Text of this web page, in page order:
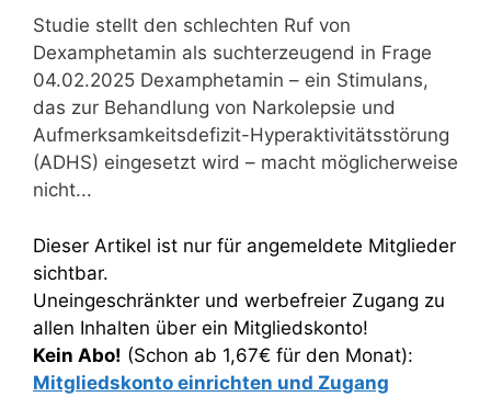
Studie stellt den schlechten Ruf von
Dexamphetamin als suchterzeugend in Frage
04.02.2025 Dexamphetamin – ein Stimulans,
das zur Behandlung von Narkolepsie und
Aufmerksamkeitsdefizit-Hyperaktivitätsstörung
(ADHS) eingesetzt wird – macht möglicherweise
nicht...
Dieser Artikel ist nur für angemeldete Mitglieder
sichtbar.
Uneingeschränkter und werbefreier Zugang zu
allen Inhalten über ein Mitgliedskonto!
Kein Abo! (Schon ab 1,67€ für den Monat):
Mitgliedskonto einrichten und Zugang